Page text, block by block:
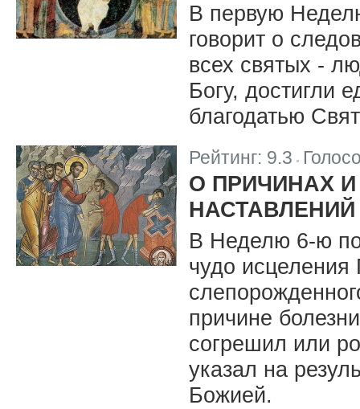
В первую
говорит о
всех святых -
Богу, достигли
благодатью
Рейтинг: 9.3
О ПРИЧИНАХ
В Неделю 6-ю
чудо
причине
согрешил или
указал на
Божией.